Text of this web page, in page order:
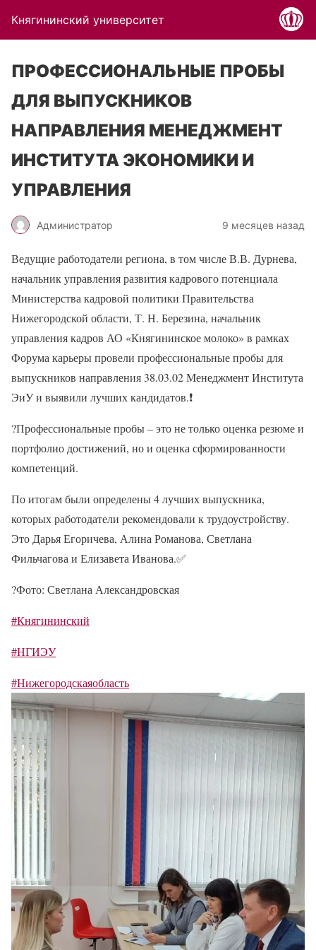
Княгининский университет
ПРОФЕССИОНАЛЬНЫЕ ПРОБЫ
ДЛЯ ВЫПУСКНИКОВ
НАПРАВЛЕНИЯ МЕНЕДЖМЕНТ
ИНСТИТУТА ЭКОНОМИКИ И
УПРАВЛЕНИЯ
Администратор 9 месяцев назад
Ведущие работодатели региона, в том числе В.В. Дурнева,
начальник управления развития кадрового потенциала
Министерства кадровой политики Правительства
Нижегородской области, Т. Н. Березина, начальник
управления кадров АО «Княгининское молоко» в рамках
Форума карьеры провели профессиональные пробы для
выпускников направления 38.03.02 Менеджмент Института
ЭиУ и выявили лучших кандидатов.❗
?Профессиональные пробы – это не только оценка резюме и
портфолио достижений, но и оценка сформированности
компетенций.
По итогам были определены 4 лучших выпускника,
которых работодатели рекомендовали к трудоустройству.
Это Дарья Егоричева, Алина Романова, Светлана
Фильчагова и Елизавета Иванова.✅
?Фото: Светлана Александровская
#Княгининский
#НГИЭУ
#Нижегородскаяобласть